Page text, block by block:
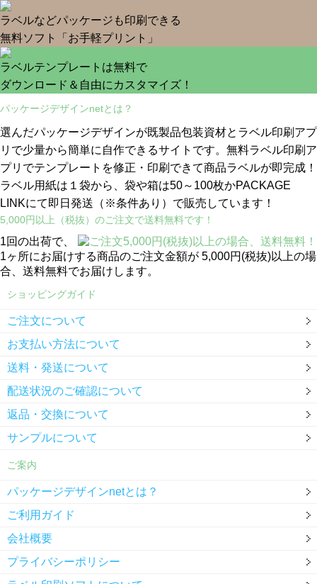
ラベルなどパッケージも印刷できる
無料ソフト「お手軽プリント」
ラベルテンプレートは無料で
ダウンロード＆自由にカスタマイズ！
パッケージデザインnetとは？
選んだパッケージデザインが既製品包装資材とラベル印刷アプ
リで少量から簡単に自作できるサイトです。無料ラベル印刷ア
プリでテンプレートを修正・印刷できて商品ラベルが即完成！
ラベル用紙は１袋から、袋や箱は50～100枚かPACKAGE
LINKにて即日発送 （※条件あり） で販売しています！
5,000円以上（税抜）のご注文で送料無料です！
1回の出荷で、
1ヶ所にお届けする商品のご注文金額が 5,000円(税抜)以上の場
合、送料無料でお届けします。
ショッピングガイド
ご注文について
お支払い方法について
送料・発送について
配送状況のご確認について
返品・交換について
サンプルについて
ご案内
パッケージデザインnetとは？
ご利用ガイド
会社概要
プライバシーポリシー